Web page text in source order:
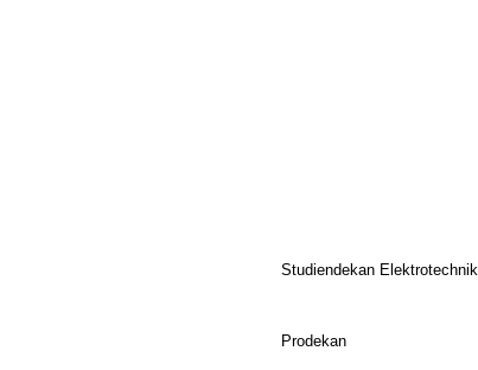
Studiendekan Elektrotechnik
Prodekan